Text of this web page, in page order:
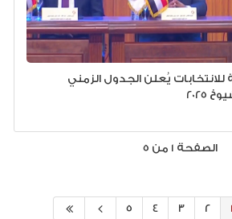
للانتخابات يُعلن الجدول الزمني
الصفحة 1 من 5
1
2
3
4
5